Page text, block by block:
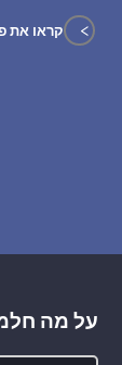
> קראו את
על מה